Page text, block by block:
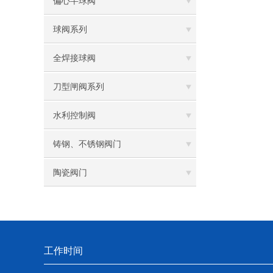
球阀系列
全焊接球阀
刀型闸阀系列
水利控制阀
铸钢、不锈钢阀门
陶瓷阀门
工作时间